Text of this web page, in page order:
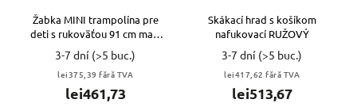
Žabka MINI trampolína pre
deti s rukoväťou 91 cm max.
do 50 kg
3-7 dní (>5 buc.)
lei375,39 fără TVA
lei461,73
Skákací hrad s košíkom
nafukovací RUŽOVÝ
3-7 dní (>5 buc.)
lei417,62 fără TVA
lei513,67